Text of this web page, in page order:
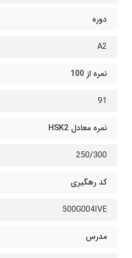
دوره
A2
نمره از 100
91
نمره معادل HSK2
250/300
کد رهگیری
500G004IVE
مدرس